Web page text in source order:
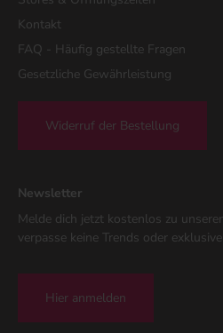
Kontakt
FAQ - Häufig gestellte Fragen
Gesetzliche Gewährleistung
Widerruf der Bestellung
Newsletter
Melde dich jetzt kostenlos zu
verpasse keine Trends oder
Hier anmelden